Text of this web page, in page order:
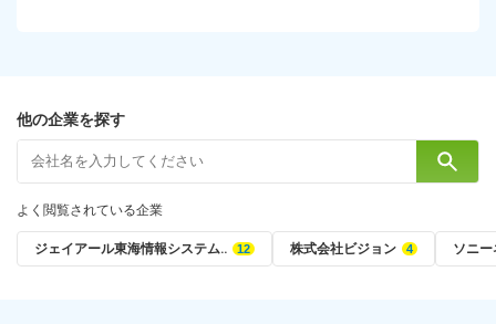
他の企業を探す
よく閲覧されている企業
ジェイアール東海情報システム‥ 株式会社ビジョン ソニ